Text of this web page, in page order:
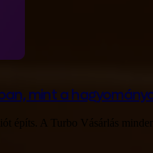
mint a
építs. A Turbo Vásárlás